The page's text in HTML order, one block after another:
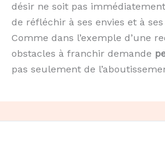
désir ne soit pas
de réfléchir à ses envies et à
Comme dans l’exemple d’une
obstacles à franchir demande
pas seulement de